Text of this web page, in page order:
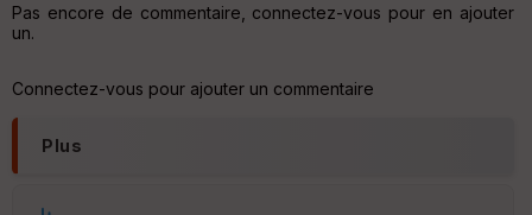
Pas encore de commentaire, connectez-vous pour en ajouter
un.
Connectez-vous pour ajouter un commentaire
Plus